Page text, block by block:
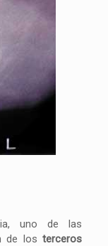
uno de las
de losterceros